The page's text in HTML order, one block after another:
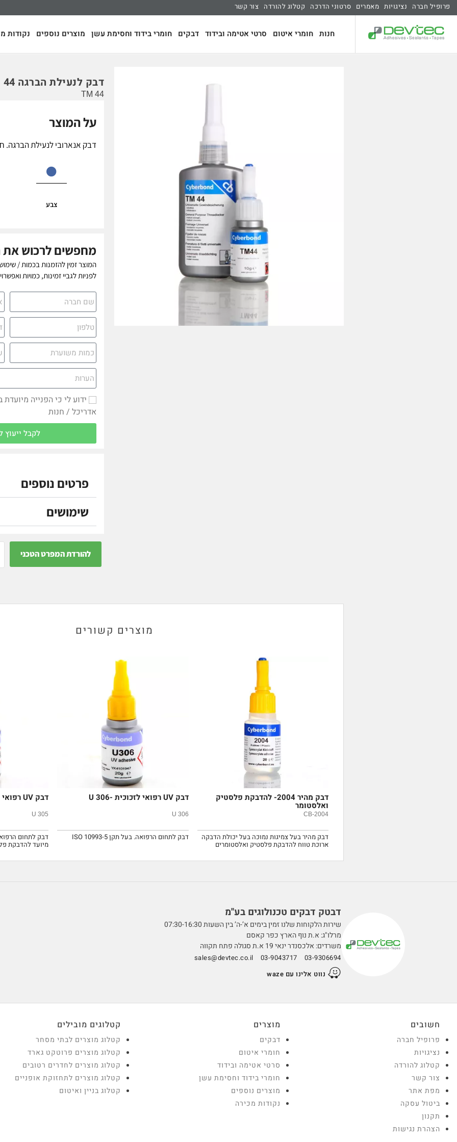
פרופיל חברה נציגויות מאמרים סרטוני הדרכה קטלוג להורדה צור קשר
חנות חומרי איטום סרטי אטימה ובידוד דבקים חומרי בידוד וחסימת עשן מוצרים נוספים נקודות
דבק לנעילת הברגה TM 44
TM 44
על המוצר
דבק אנארובי לנעילת הברגה.
צבע
מחפשים לרכוש את
המוצר זמין להזמנות בכמות /
לפניות לגביי זמינות, כמויות
ידוע לי כי הפנייה
אדריכל / חנות
לקבל ייעוץ
פרטים נוספים
שימושים
להורדת המפרט הטכני
מוצרים קשורים
דבק מהיר 2004- להדבקת פלסטיק
ואלסטומר
CB-2004
דבק מהיר בעל צמיגות נמוכה בעל יכולת הדבקה
ארוכת טווח להדבקת פלסטיק ואלסטומרים
דבק UV רפואי לזכוכית -U 306
U 306
דבק לתחום הרפואה. בעל תקן ISO 10993-5
דבק UV רפואי U 305
U 305
מיועד להדבקת
דבטק דבקים טכנולוגים בע''מ
שירות הלקוחות שלנו זמין בימים א’-ה’ בין השעות 07:30-16:30
מרלו"ג: א.ת נוף הארץ כפר קאסם
משרדים: אלכסנדר ינאי 19 א.ת סגולה פתח תקווה
03-9306694
03-9043717
sales@devtec.co.il
נווט אלינו עם waze
חשובים
פרופיל חברה
נציגויות
קטלוג להורדה
צור קשר
מפת אתר
ביטול עסקה
תקנון
הצהרת נגישות
מוצרים
דבקים
חומרי איטום
סרטי אטימה ובידוד
חומרי בידוד וחסימת עשן
מוצרים נוספים
נקודות מכירה
קטלוגים מובילים
קטלוג מוצרים לבתי מסחר
קטלוג מוצרים פרוטקט גארד
קטלוג מוצרים לחדרים רטובים
קטלוג מוצרים לתחזוקת אופניים
קטלוג בניין ואיטום